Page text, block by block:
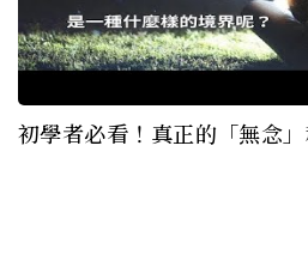
初學者必看！真正的「無念